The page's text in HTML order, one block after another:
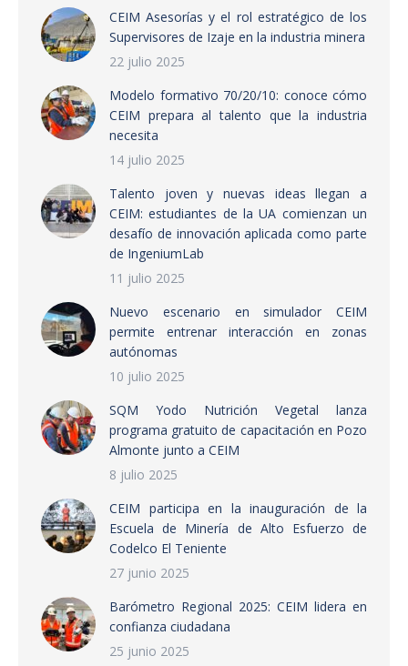
CEIM Asesorías y el rol estratégico de los
Supervisores de Izaje en la industria minera
22 julio 2025
Modelo formativo 70/20/10: conoce cómo
CEIM prepara al talento que la industria
necesita
14 julio 2025
Talento joven y nuevas ideas llegan a
CEIM: estudiantes de la UA comienzan un
desafío de innovación aplicada como parte
de IngeniumLab
11 julio 2025
Nuevo escenario en simulador CEIM
permite entrenar interacción en zonas
autónomas
10 julio 2025
SQM Yodo Nutrición Vegetal lanza
programa gratuito de capacitación en Pozo
Almonte junto a CEIM
8 julio 2025
CEIM participa en la inauguración de la
Escuela de Minería de Alto Esfuerzo de
Codelco El Teniente
27 junio 2025
Barómetro Regional 2025: CEIM lidera en
confianza ciudadana
25 junio 2025